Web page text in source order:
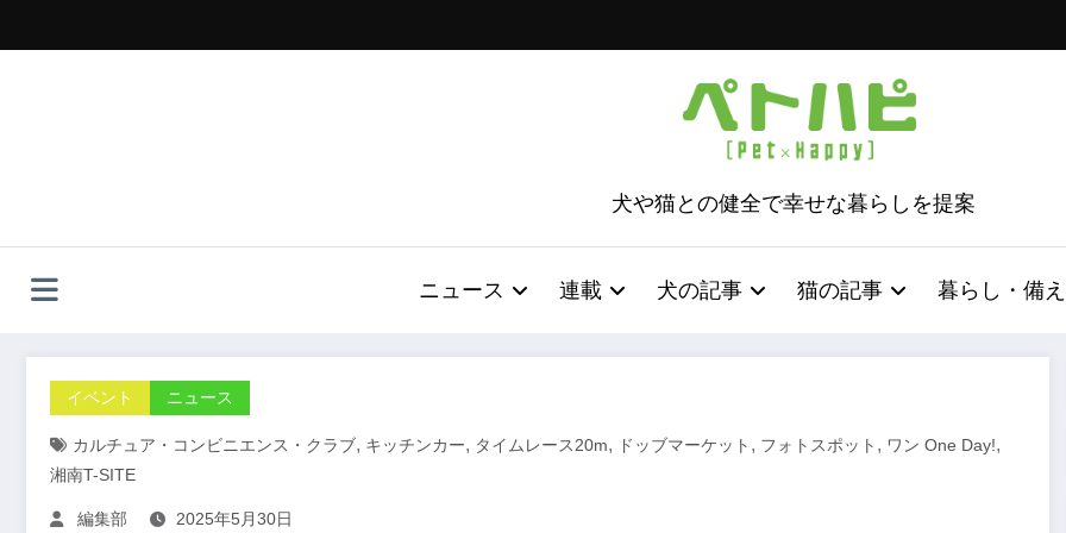
ッ
犬や猫との健全で幸せな暮らしを提案
ニュース 連載 犬の記事 猫の記事 暮らし・備え
イベント ニュース
カルチュア・コンビニエンス・クラブ, キッチンカー, タイムレース20m, ドッブマーケット , フォトスポット , ワン One Day!,
湘南T-SITE
編集部 2025年5月30日